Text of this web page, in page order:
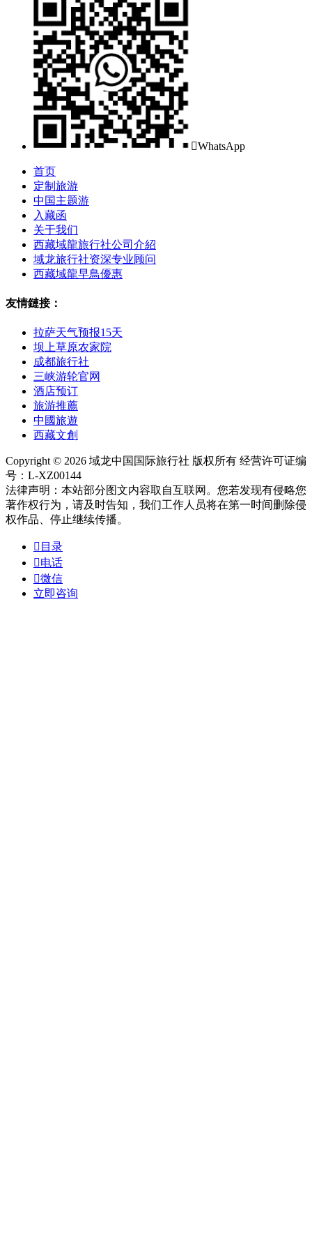
WhatsApp
首页
定制旅游
中国主题游
入藏函
关于我们
西藏域龍旅行社公司介紹
域龙旅行社资深专业顾问
西藏域龍早鳥優惠
友情鏈接：
拉萨天气预报15天
坝上草原农家院
成都旅行社
三峡游轮官网
酒店预订
旅游推薦
中國旅遊
西藏文創
Copyright © 2026 域龙中国国际旅行社 版权所有 经营许可证编
号：L-XZ00144
法律声明：本站部分图文内容取自互联网。您若发现有侵略您
著作权行为，请及时告知，我们工作人员将在第一时间删除侵
权作品、停止继续传播。
 目录
电话
微信
立即咨询